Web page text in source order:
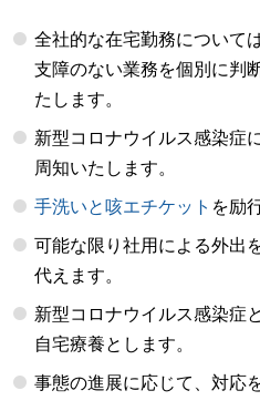
全社的な在宅勤務について
支障のない業務を個別に判
たします。
新型コロナウイルス感染症
周知いたします。
手洗いと咳エチケット を励
可能な限り社用による外出
代えます。
新型コロナウイルス感染症
自宅療養とします。
事態の進展に応じて、対応